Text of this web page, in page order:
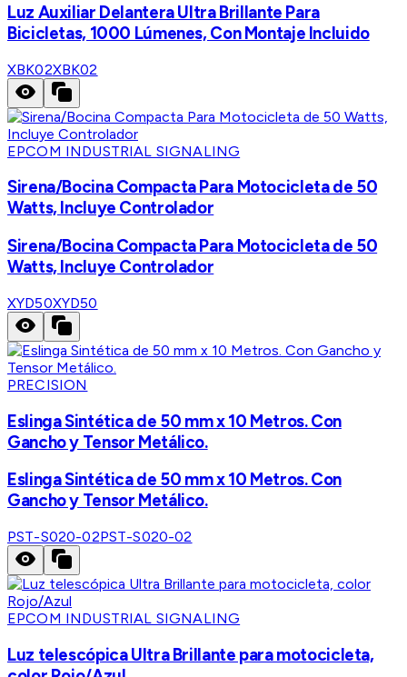
Luz Auxiliar Delantera Ultra Brillante Para
Bicicletas, 1000 Lúmenes, Con Montaje Incluido
XBK02XBK02
EPCOM INDUSTRIAL SIGNALING
Sirena/Bocina Compacta Para Motocicleta de 50
Watts, Incluye Controlador
Sirena/Bocina Compacta Para Motocicleta de 50
Watts, Incluye Controlador
XYD50XYD50
PRECISION
Eslinga Sintética de 50 mm x 10 Metros. Con
Gancho y Tensor Metálico.
Eslinga Sintética de 50 mm x 10 Metros. Con
Gancho y Tensor Metálico.
PST-S020-02PST-S020-02
EPCOM INDUSTRIAL SIGNALING
Luz telescópica Ultra Brillante para motocicleta,